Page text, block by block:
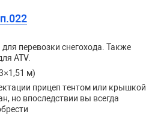
перевозки снегохода. Также
ATV.
м)
прицеп тентом или крышкой
но впоследствии вы всегда